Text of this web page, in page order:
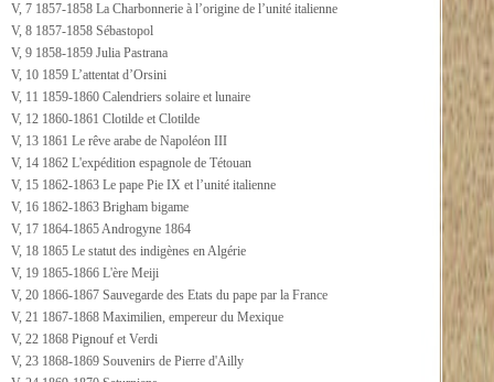
V, 7 1857-1858 La Charbonnerie à l’origine de l’unité italienne
V, 8 1857-1858 Sébastopol
V, 9 1858-1859 Julia Pastrana
V, 10 1859 L’attentat d’Orsini
V, 11 1859-1860 Calendriers solaire et lunaire
V, 12 1860-1861 Clotilde et Clotilde
V, 13 1861 Le rêve arabe de Napoléon III
V, 14 1862 L'expédition espagnole de Tétouan
V, 15 1862-1863 Le pape Pie IX et l’unité italienne
V, 16 1862-1863 Brigham bigame
V, 17 1864-1865 Androgyne 1864
V, 18 1865 Le statut des indigènes en Algérie
V, 19 1865-1866 L'ère Meiji
V, 20 1866-1867 Sauvegarde des Etats du pape par la France
V, 21 1867-1868 Maximilien, empereur du Mexique
V, 22 1868 Pignouf et Verdi
V, 23 1868-1869 Souvenirs de Pierre d'Ailly